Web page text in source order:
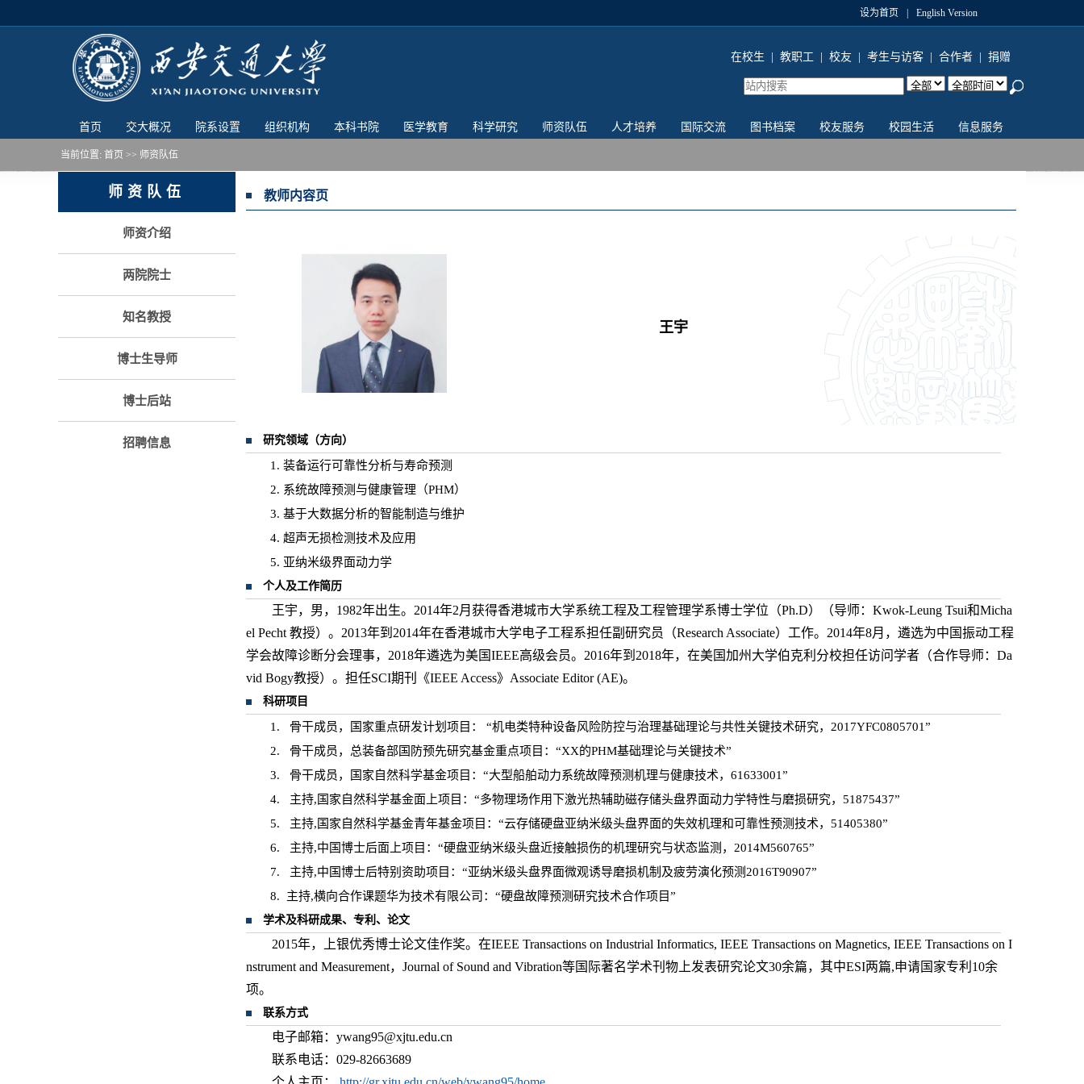
设为首页 English Version
在校生 教职工 校友 考生与访客 合作者 捐赠
首页 交大概况 院系设置 组织机构 本科书院 医学教育 科学研究 师资队伍 人才培养 国际交流 图书档案 校友服务 校园生活 信息服务
当前位置: 首页 >> 师资队伍
师资队伍
师资介绍
两院院士
知名教授
博士生导师
博士后站
招聘信息
教师内容页
王宇
研究领域（方向）
1. 装备运行可靠性分析与寿命预测
2. 系统故障预测与健康管理（PHM）
3. 基于大数据分析的智能制造与维护
4. 超声无损检测技术及应用
5. 亚纳米级界面动力学
个人及工作简历
王宇，男，1982年出生。2014年2月获得香港城市大学系统工程及工程管理学系博士学位（Ph.D）（导师：Kwok-Leung Tsui和Micha
el Pecht 教授）。2013年到2014年在香港城市大学电子工程系担任副研究员（Research Associate）工作。2014年8月，遴选为中国振动工程
学会故障诊断分会理事，2018年遴选为美国IEEE高级会员。2016年到2018年，在美国加州大学伯克利分校担任访问学者（合作导师：Da
vid Bogy教授）。担任SCI期刊《IEEE Access》Associate Editor (AE)。
科研项目
1. 骨干成员，国家重点研发计划项目： “机电类特种设备风险防控与治理基础理论与共性关键技术研究，2017YFC0805701”
2. 骨干成员，总装备部国防预先研究基金重点项目：“XX的PHM基础理论与关键技术”
3. 骨干成员，国家自然科学基金项目：“大型船舶动力系统故障预测机理与健康技术，61633001”
4. 主持,国家自然科学基金面上项目：“多物理场作用下激光热辅助磁存储头盘界面动力学特性与磨损研究，51875437”
5. 主持,国家自然科学基金青年基金项目：“云存储硬盘亚纳米级头盘界面的失效机理和可靠性预测技术，51405380”
6. 主持,中国博士后面上项目：“硬盘亚纳米级头盘近接触损伤的机理研究与状态监测，2014M560765”
7. 主持,中国博士后特别资助项目：“亚纳米级头盘界面微观诱导磨损机制及疲劳演化预测2016T90907”
8. 主持,横向合作课题华为技术有限公司：“硬盘故障预测研究技术合作项目”
学术及科研成果、专利、论文
2015年，上银优秀博士论文佳作奖。在IEEE Transactions on Industrial Informatics, IEEE Transactions on Magnetics, IEEE Transactions on I
nstrument and Measurement，Journal of Sound and Vibration等国际著名学术刊物上发表研究论文30余篇，其中ESI两篇,申请国家专利10余
项。
联系方式
电子邮箱：ywang95@xjtu.edu.cn
联系电话：029-82663689